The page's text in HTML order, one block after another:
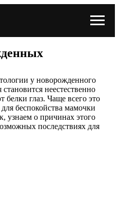
у новорожденного
неестественно
глаз. Чаще всего это
беспокойства мамочки
узнаем о причинах этого
последствиях для